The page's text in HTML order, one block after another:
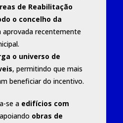
de Reabilitação
o concelho da
aprovada recentemente
o universo de
, permitindo que mais
beneficiar do incentivo.
se a edifícios com
obras de